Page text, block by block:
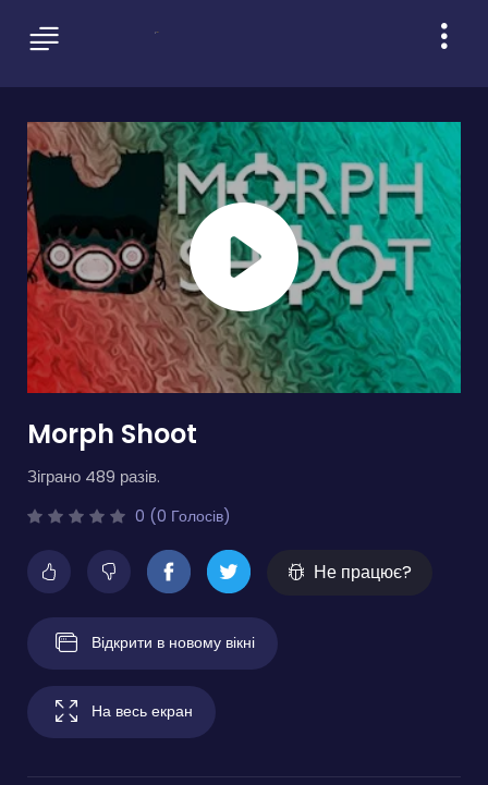
Morph Shoot
Зіграно 489 разів.
0 (0 Голосів)
Не працює?
Відкрити в новому вікні
На весь екран